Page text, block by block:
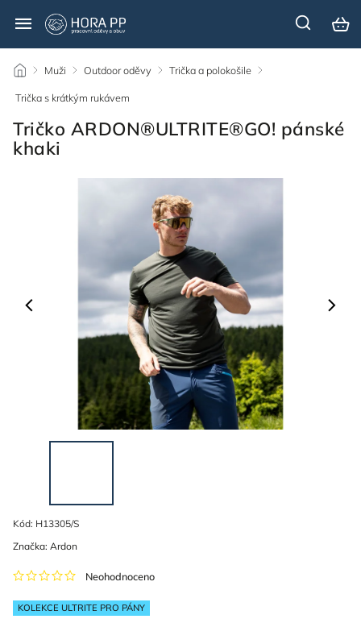
/ Muži / Outdoor oděvy / Trička a polokošile /
Trička s krátkým rukávem
Tričko ARDON®ULTRITE®GO! pánské
khaki
Kód: H13305/S
KOLEKCE ULTRITE PRO PÁNY
Neohodnoceno
Značka: Ardon